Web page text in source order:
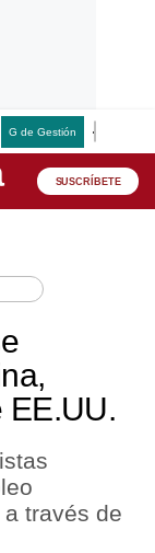
G de Gestión
SUSCRÍBETE
EE.UU.
través de